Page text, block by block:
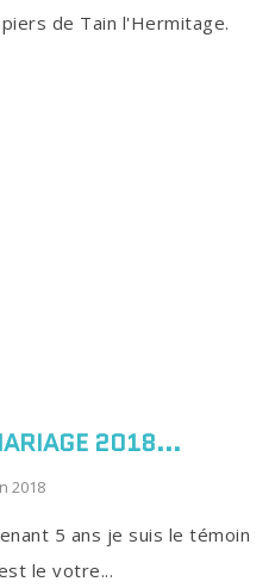
de Tain l'Hermitage.
2018...
2018
5 ans je suis le témoin
le votre...